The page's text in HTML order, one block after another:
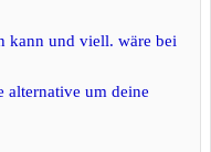
kann und viell. wäre bei
alternative um deine